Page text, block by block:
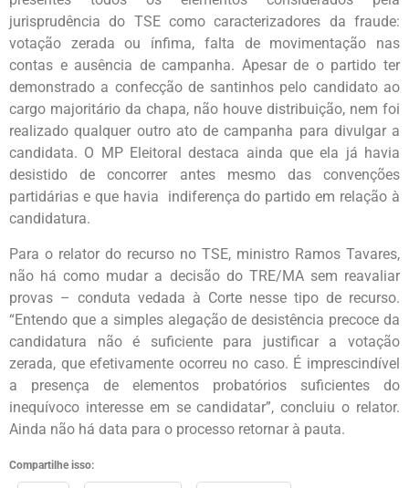
jurisprudência do TSE como caracterizadores da fraude:
votação zerada ou ínfima, falta de movimentação nas
contas e ausência de campanha. Apesar de o partido ter
demonstrado a confecção de santinhos pelo candidato ao
cargo majoritário da chapa, não houve distribuição, nem foi
realizado qualquer outro ato de campanha para divulgar a
candidata. O MP Eleitoral destaca ainda que ela já havia
desistido de concorrer antes mesmo das convenções
partidárias e que havia indiferença do partido em relação à
candidatura.
Para o relator do recurso no TSE, ministro Ramos Tavares,
não há como mudar a decisão do TRE/MA sem reavaliar
provas – conduta vedada à Corte nesse tipo de recurso.
“Entendo que a simples alegação de desistência precoce da
candidatura não é suficiente para justificar a votação
zerada, que efetivamente ocorreu no caso. É imprescindível
a presença de elementos probatórios suficientes do
inequívoco interesse em se candidatar”, concluiu o relator.
Ainda não há data para o processo retornar à pauta.
Compartilhe isso: